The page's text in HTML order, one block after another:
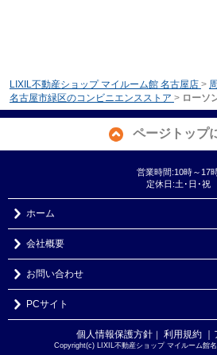
LIXIL不動産ショップ マイルーム館 名古屋店 >
名古屋市緑区のコンビニエンスストア > ローソ
ページトップ
営業時間:10時～17
定休日:土･日･祝
ホーム
会社概要
お問い合わせ
PCサイト
個人情報保護方針｜ 利用規約
Copyright(c) LIXIL不動産ショップ マイルーム館